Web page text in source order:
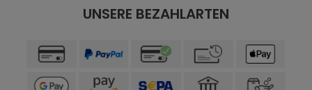
UNSERE BEZAHLARTEN